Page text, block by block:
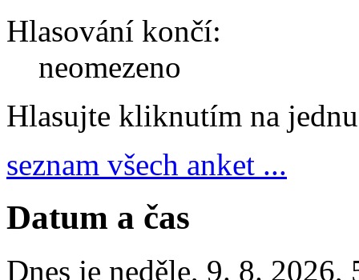
Hlasování končí:
neomezeno
Hlasujte kliknutím na
seznam všech anket ...
Datum a čas
Dnes je neděle, 9. 8. 2026,